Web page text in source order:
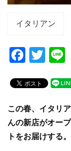
イタリアン
F
c
e
b
o
T
tt
er
この春、イタリ
んの新店がオー
トをお届けする。